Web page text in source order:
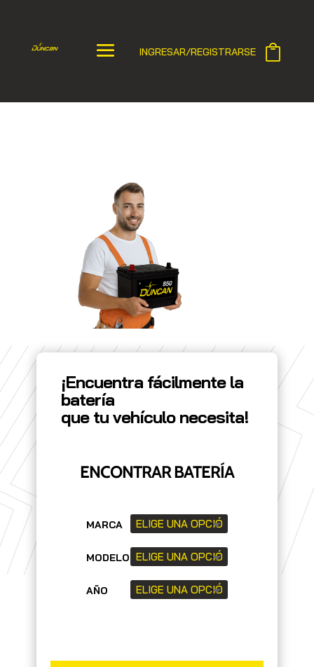
INGRESAR/REGISTRARSE
¡Encuentra fácilmente la
batería
que tu vehículo necesita!
ENCONTRAR BATERÍA
MARCA
MODELO
AÑO